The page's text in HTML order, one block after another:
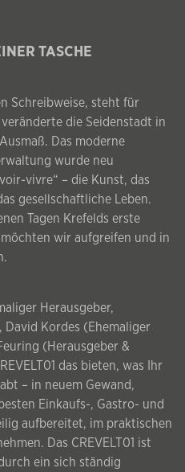
TASCHE
Schreibweise, steht für
die Seidenstadt in
Das moderne
wurde neu
vivre“ – die Kunst, das
gesellschaftliche Leben.
Tagen Krefelds erste
wir aufgreifen und in
Herausgeber,
David Kordes (Ehemaliger
(Herausgeber &
das bieten, was Ihr
– in neuem Gewand,
Einkaufs-, Gastro- und
aufbereitet, im praktischen
Das CREVELT01 ist
ein sich ständig